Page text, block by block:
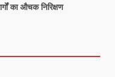
का औचक निरिक्षण